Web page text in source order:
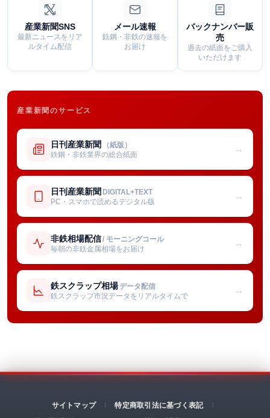
産業新聞SNS
最新ニュースをリア
ルタイム配信
メール速報
鉄鋼・非鉄の速報を
お届け
バックナンバー販
売
過去の紙面をご購入
いただけます
産業新聞のサービス
日刊産業新聞 （紙版）
鉄鋼・非鉄業界の総合紙面
→
日刊産業新聞 DIGITAL+TEXT
PC・スマホで読めるデジタル版
→
非鉄相場配信/ モーニングコール
毎朝の非鉄金属相場をお届け
→
鉄スクラップ相場 データ配信
鉄スクラップ市況データをリアルタイムで
→
サイトマップ
特定商取引法に基づく表記